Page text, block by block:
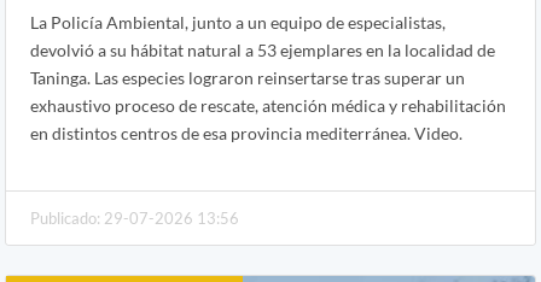
La Policía Ambiental, junto a un equipo de especialistas,
devolvió a su hábitat natural a 53 ejemplares en la localidad de
Taninga. Las especies lograron reinsertarse tras superar un
exhaustivo proceso de rescate, atención médica y rehabilitación
en distintos centros de esa provincia mediterránea. Video.
Publicado: 29-07-2026 13:56